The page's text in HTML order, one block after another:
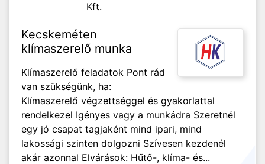
Kft.
Kecskeméten
klímaszerelő munka
Klímaszerelő feladatok Pont rád
van szükségünk, ha:
Klímaszerelő végzettséggel és gyakorlattal
rendelkezel Igényes vagy a munkádra Szeretnél
egy jó csapat tagjaként mind ipari, mind
lakossági szinten dolgozni Szívesen kezdenél
akár azonnal Elvárások: Hűtő-, klíma- és...